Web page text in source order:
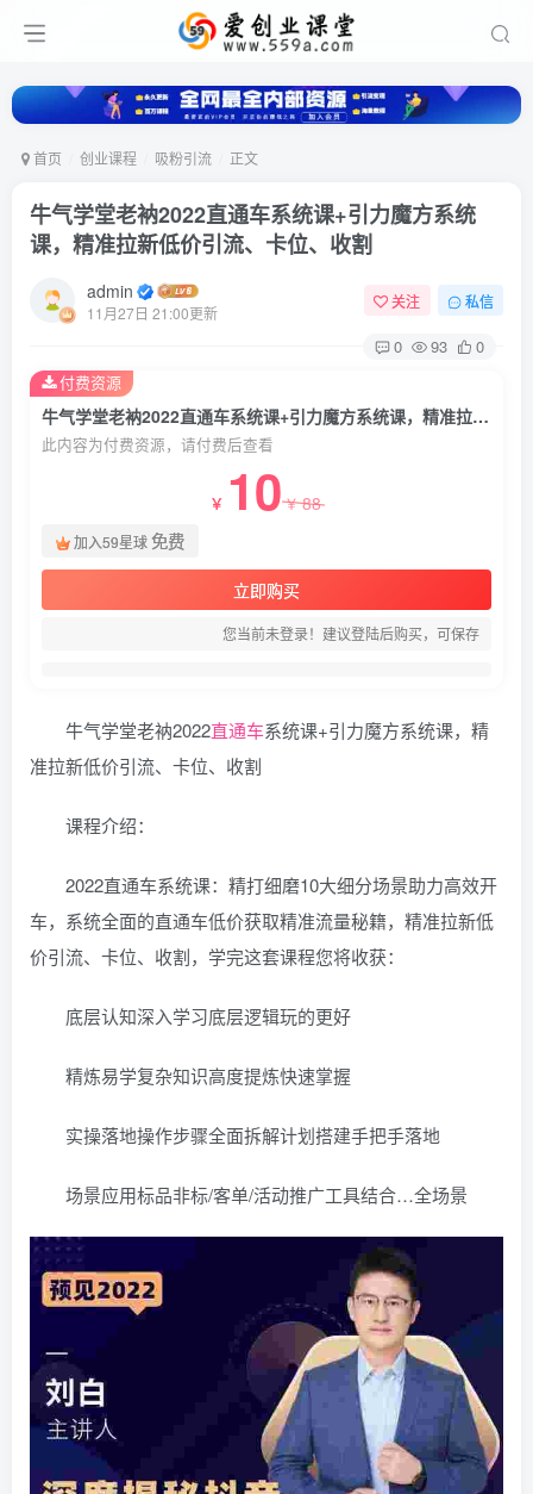
首页 创业课程 吸粉引流 正文
牛气学堂老衲2022直通车系统课+引力魔方系统
课，精准拉新低价引流、卡位、收割
admin
11月27日 21:00更新
关注 私信
0 93 0
牛气学堂老衲2022直通车系统课+引力魔方系统课，精准拉新低价引流、卡位、收割
此内容为付费资源，请付费后查看
￥ 10￥88
加入59星球免费
立即购买
您当前未登录！建议登陆后购买，可保存
付费资源
牛气学堂老衲2022直通车系统课+引力魔方系统课，精
准拉新低价引流、卡位、收割
课程介绍：
2022直通车系统课：精打细磨10大细分场景助力高效开
车，系统全面的直通车低价获取精准流量秘籍，精准拉新低
价引流、卡位、收割，学完这套课程您将收获：
底层认知深入学习底层逻辑玩的更好
精炼易学复杂知识高度提炼快速掌握
实操落地操作步骤全面拆解计划搭建手把手落地
场景应用标品非标/客单/活动推广工具结合…全场景